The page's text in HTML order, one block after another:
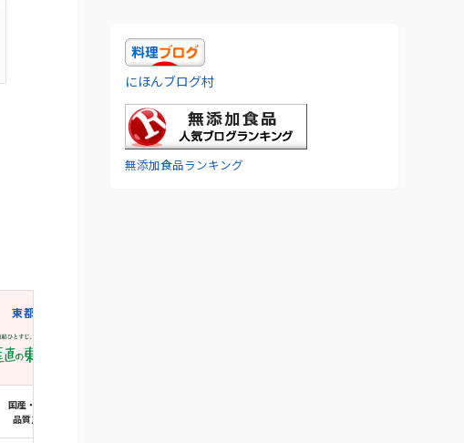
東都生協
国産・無添加
品質重視
にほんブログ村
無添加食品ランキング